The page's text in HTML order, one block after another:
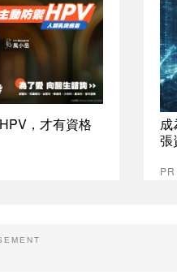
，才有資格
成
張